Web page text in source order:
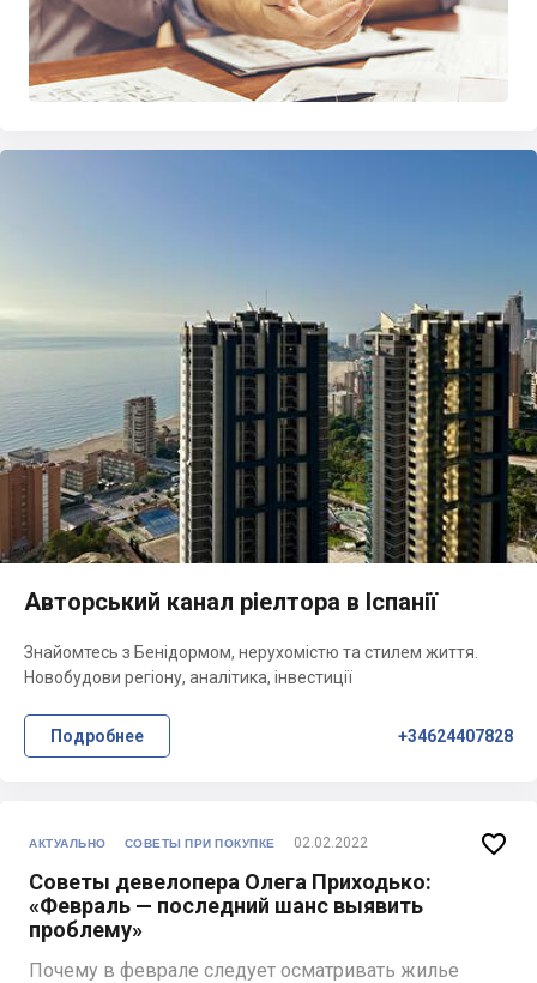
АКТУАЛЬНО СОВЕТЫ ПРИ ПОКУПКЕ 02.02.2022
Советы девелопера Олега Приходько:
«Февраль — последний шанс выявить
проблему»
Почему в феврале следует осматривать жилье

Авторський канал ріелтора в Іспанії
Знайомтесь з Бенідормом, нерухомістю та стилем життя.
Новобудови регіону, аналітика, інвестиції
Подробнее +34624407828